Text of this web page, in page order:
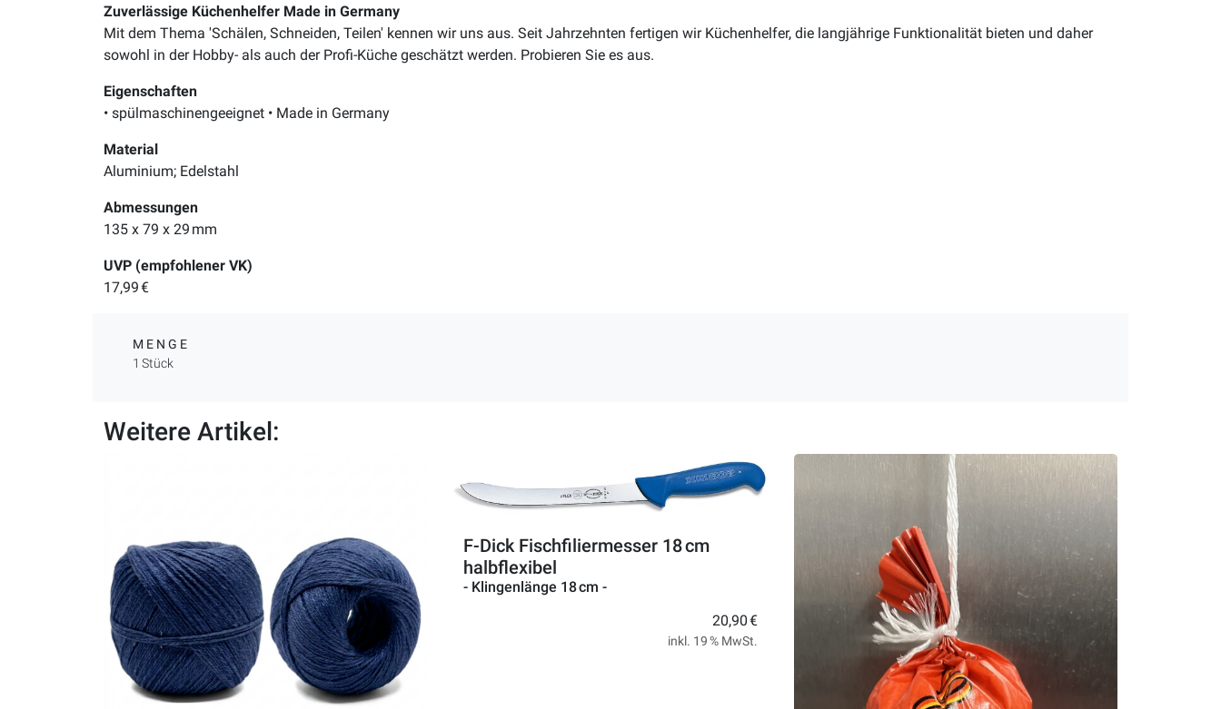
Zuverlässige Küchenhelfer Made in Germany
Mit dem Thema 'Schälen, Schneiden, Teilen' kennen wir uns aus. Seit Jahrzehnten fertigen wir Küchenhelfer, die langjährige Funktionalität bieten und daher
sowohl in der Hobby- als auch der Profi-Küche geschätzt werden. Probieren Sie es aus.
Eigenschaften
• spülmaschinengeeignet • Made in Germany
Material
Aluminium; Edelstahl
Abmessungen
135 x 79 x 29 mm
UVP (empfohlener VK)
17,99 €
MENGE
1 Stück
Weitere Artikel:
F-Dick Fischfiliermesser 18 cm
halbflexibel
- Klingenlänge 18 cm -
20,90 €
inkl. 19 % MwSt.